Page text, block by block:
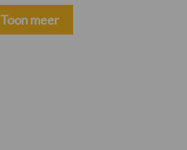
Toon meer